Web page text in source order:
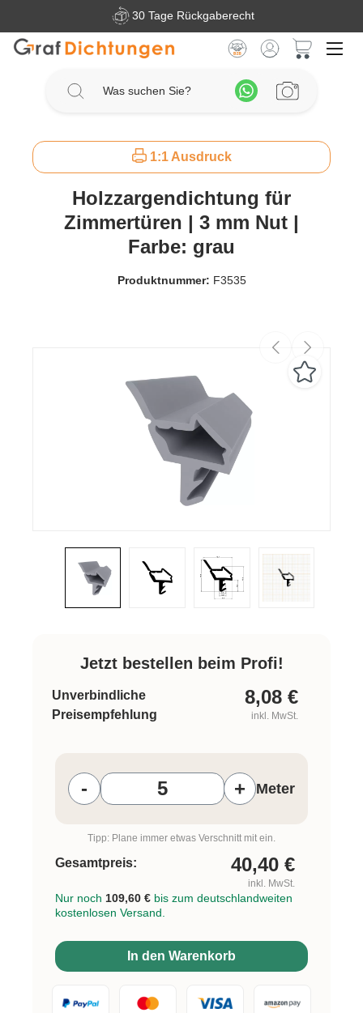
Zum Hauptinhalt springen30 Tage Rückgaberecht
1:1 Ausdruck
Holzzargendichtung für
Zimmertüren | 3 mm Nut |
Farbe: grau
Produktnummer: F3535
Jetzt bestellen beim Profi!
Unverbindliche
Preisempfehlung
8,08 €
inkl. MwSt.
- + Meter
Tipp: Plane immer etwas Verschnitt mit ein.
Gesamtpreis: 40,40 €
inkl. MwSt.
Nur noch 109,60 € bis zum deutschlandweiten
kostenlosen Versand.
In den Warenkorb